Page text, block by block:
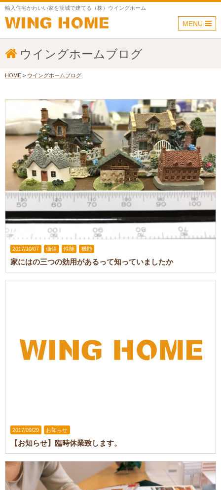
輸入住宅かわいい家を茨城で建てる（株）ウイングホーム
MENU
ウイングホームブログ
HOME > ウイングホームブログ
2017/10/07 価値 性能 機能
家にはの三つの効用があるって知っていましたか
2017/09/29 お知らせ
【お知らせ】臨時休業致します。